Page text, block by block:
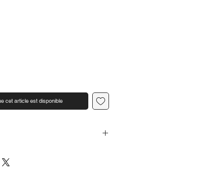
cet article est disponible